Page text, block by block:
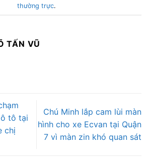
thường trực.
TẤN VŨ
tô tại
chị
Chú Minh lắp cam lùi màn
hình cho xe Ecvan tại Quận
7 vì màn zin khó quan sát